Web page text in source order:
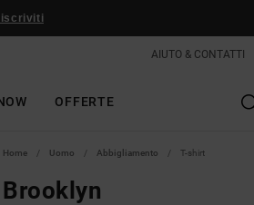
AIUTO & CONTATTI
OFFERTE
Home Uomo Abbigliamento T-shirt
Brooklyn